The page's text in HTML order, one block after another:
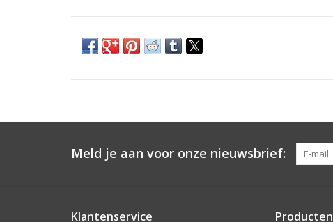
Meld je aan voor onze nieuwsbrief:
Klantenservice Producten